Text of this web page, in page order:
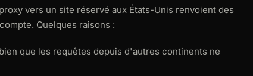
vers un site réservé aux États-Unis renvoient des
Quelques raisons :
que les requêtes depuis d'autres continents ne